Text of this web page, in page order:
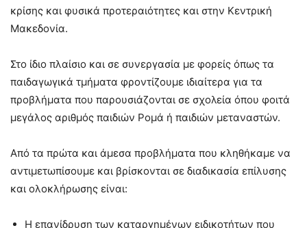
κρίσης και φυσικά προτεραιότητες και στην Κεντρική
Μακεδονία.
Στο ίδιο πλαίσιο και σε συνεργασία με φορείς όπως τα
παιδαγωγικά τμήματα φροντίζουμε ιδιαίτερα για τα
προβλήματα που παρουσιάζονται σε σχολεία όπου φοιτά
μεγάλος αριθμός παιδιών Ρομά ή παιδιών μεταναστών.
Από τα πρώτα και άμεσα προβλήματα που κληθήκαμε να
αντιμετωπίσουμε και βρίσκονται σε διαδικασία επίλυσης
και ολοκλήρωσης είναι:
Η επανίδρυση των καταργημένων ειδικοτήτων που